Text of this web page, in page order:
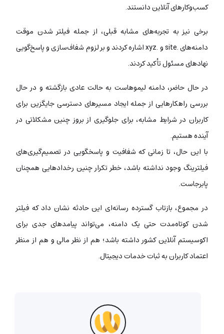
کسب‌وکارهای آنلاین دانستند.
برخی نیز به تجربه‌های مشابه قبلی، از جمله فیلتر شدن موقت
دامنه‌های .site و .xyz اشاره کردند و بر لزوم شفاف‌سازی و پاسخ‌گویی
نهادهای مسئول تأکید کردند.
در حال حاضر، دامنه لیموهاست به حالت عادی بازگشته و در حال
بررسی راهکارهایی از جمله ایجاد مسیرهای دسترسی جایگزین برای
کاربران در شرایط مشابه، برای جلوگیری از بروز چنین مشکلاتی در
آینده هستیم.
با این حال، تا زمانی که شفافیت و پاسخگویی در تصمیم‌گیری‌های
فیلترینگ وجود نداشته باشد، خطر تکرار چنین رخدادهایی همچنان
پابرجاست.
در مجموع، بازتاب گسترده رسانه‌ای این حادثه نشان داد که فیلتر
شدن کوتاه‌مدت حتی یک دامنه، می‌تواند پیامدهای جدی برای
اکوسیستم آنلاین کشور داشته باشد؛ هم از نظر مالی و هم از منظر
اعتماد کاربران به ثبات خدمات دیجیتال.